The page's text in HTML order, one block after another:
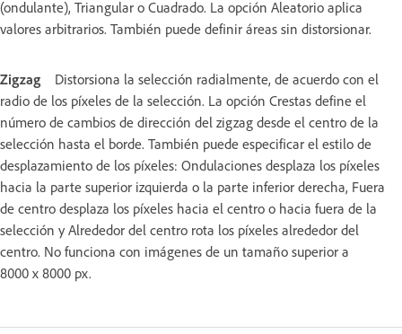
(ondulante), Triangular o Cuadrado. La opción Aleatorio aplica
valores arbitrarios. También puede definir áreas sin distorsionar.
Zigzag
Distorsiona la selección radialmente, de acuerdo con el
radio de los píxeles de la selección. La opción Crestas define el
número de cambios de dirección del zigzag desde el centro de la
selección hasta el borde. También puede especificar el estilo de
desplazamiento de los píxeles: Ondulaciones desplaza los píxeles
hacia la parte superior izquierda o la parte inferior derecha, Fuera
de centro desplaza los píxeles hacia el centro o hacia fuera de la
selección y Alrededor del centro rota los píxeles alrededor del
centro. No funciona con imágenes de un tamaño superior a
8000 x 8000 px.